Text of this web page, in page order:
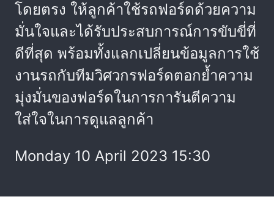
โดยตรง ให้ลูกค้าใช้รถฟอร์ดด้วยความ
มั่นใจและได้รับประสบการณ์การขับขี่ที่
ดีที่สุด พร้อมทั้งแลกเปลี่ยนข้อมูลการใช้
งานรถกับทีมวิศวกรฟอร์ดตอกย้ำความ
มุ่งมั่นของฟอร์ดในการการันตีความ
ใส่ใจในการดูแลลูกค้า
Monday 10 April 2023 15:30